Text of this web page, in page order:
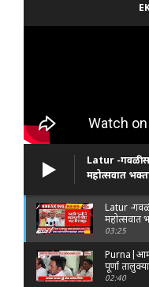
Latur -गवळी
महोत्सवात
Latur -
महोत्सवात
03:25
पूर्णा
02:40